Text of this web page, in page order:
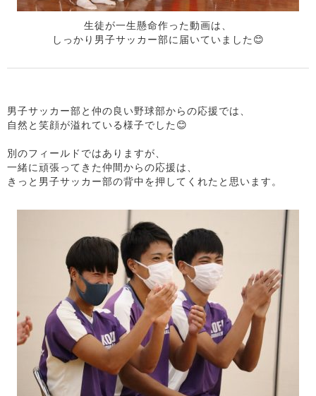
生徒が一生懸命作った動画は、
しっかり男子サッカー部に届いていました😊
男子サッカー部と仲の良い野球部からの応援では、
自然と笑顔が溢れている様子でした😊
別のフィールドではありますが、
一緒に頑張ってきた仲間からの応援は、
きっと男子サッカー部の背中を押してくれたと思います。